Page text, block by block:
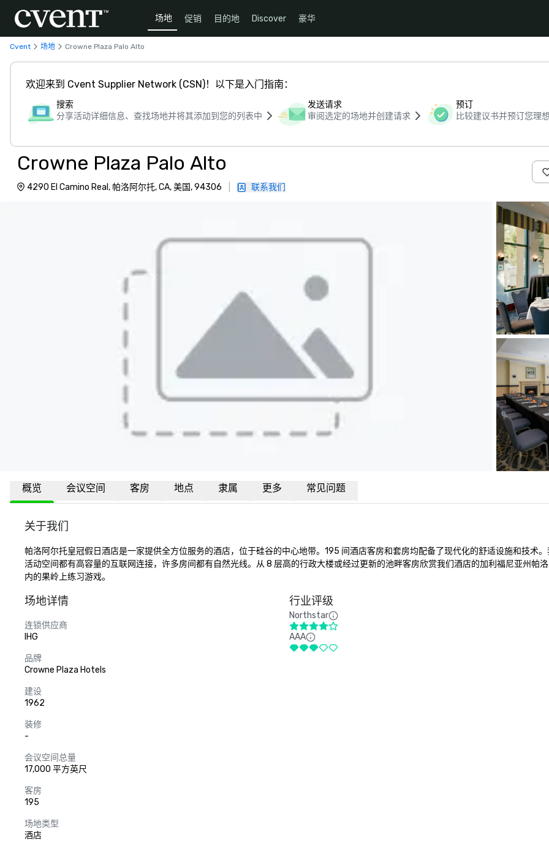
场地 促销 目的地 Discover 豪华
Cvent 场地 Crowne Plaza Palo Alto
欢迎来到 Cvent Supplier Network (CSN)！以下是入门指南：
搜索
分享活动详细信息、查找场地并将其添加到您的列表中
发送请求
审阅选定的场地并创建请求
预订
比较建议书并预订您理
Crowne Plaza Palo Alto
4290 El Camino Real, 帕洛阿尔托, CA, 美国, 94306 联系我们
概览 会议空间 客房 地点 隶属 更多 常见问题
关于我们
帕洛阿尔托皇冠假日酒店是一家提供全方位服务的酒店，位于硅谷的中心地带。195 间酒店客房和套房均配备了现代化的舒适设施和技术
活动空间都有高容量的互联网连接，许多房间都有自然光线。从 8 层高的行政大楼或经过更新的池畔客房欣赏我们酒店的加利福尼亚州帕
内的果岭上练习游戏。
场地详情
连锁供应商
IHG
品牌
Crowne Plaza Hotels
建设
1962
装修
-
会议空间总量
17,000 平方英尺
客房
195
场地类型
酒店
行业评级
Northstar
AAA